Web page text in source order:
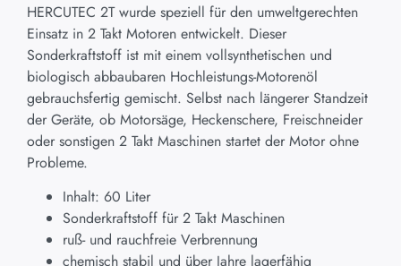
HERCUTEC 2T wurde speziell für den umweltgerechten
Einsatz in 2 Takt Motoren entwickelt. Dieser
Sonderkraftstoff ist mit einem vollsynthetischen und
biologisch abbaubaren Hochleistungs-Motorenöl
gebrauchsfertig gemischt. Selbst nach längerer Standzeit
der Geräte, ob Motorsäge, Heckenschere, Freischneider
oder sonstigen 2 Takt Maschinen startet der Motor ohne
Probleme.
Inhalt: 60 Liter
Sonderkraftstoff für 2 Takt Maschinen
ruß- und rauchfreie Verbrennung
chemisch stabil und über Jahre lagerfähig